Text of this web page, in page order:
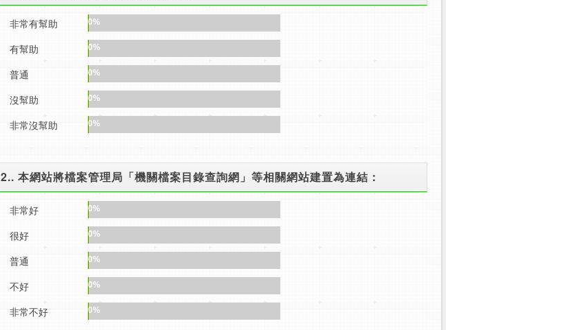
非常有幫助 0%
有幫助 0%
普通 0%
沒幫助 0%
非常沒幫助 0%
2.. 本網站將檔案管理局「機關檔案目錄查詢網」等相關網站建置為連結：
非常好 0%
很好 0%
普通 0%
不好 0%
非常不好 0%